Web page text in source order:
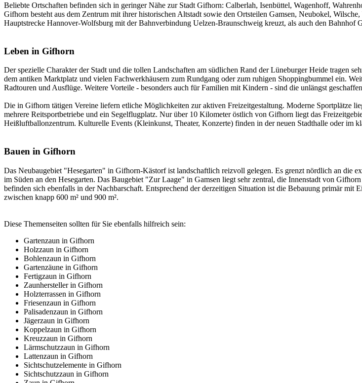
Beliebte Ortschaften befinden sich in geringer Nähe zur Stadt Gifhorn: Calberlah, Isenbüttel, Wagenhoff,
Gifhorn besteht aus dem Zentrum mit ihrer historischen Altstadt sowie den Ortsteilen Gamsen, Neubokel,
Hauptstrecke Hannover-Wolfsburg mit der Bahnverbindung Uelzen-Braunschweig kreuzt, als auch den Bahnhof
Leben in Gifhorn
Der spezielle Charakter der Stadt und die tollen Landschaften am südlichen Rand der Lüneburger Heide tragen
dem antiken Marktplatz und vielen Fachwerkhäusern zum Rundgang oder zum ruhigen Shoppingbummel ein.
Radtouren und Ausflüge. Weitere Vorteile - besonders auch für Familien mit Kindern - sind die unlängst
Die in Gifhorn tätigen Vereine liefern etliche Möglichkeiten zur aktiven Freizeitgestaltung. Moderne Sportplätze
mehrere Reitsportbetriebe und ein Segelflugplatz. Nur über 10 Kilometer östlich von Gifhorn liegt das
Heißluftballonzentrum. Kulturelle Events (Kleinkunst, Theater, Konzerte) finden in der neuen Stadthalle oder im
Bauen in Gifhorn
Das Neubaugebiet "Hesegarten" in Gifhorn-Kästorf ist landschaftlich reizvoll gelegen. Es grenzt nördlich an die
im Süden an den Hesegarten. Das Baugebiet "Zur Laage" in Gamsen liegt sehr zentral, die Innenstadt von
befinden sich ebenfalls in der Nachbarschaft. Entsprechend der derzeitigen Situation ist die Bebauung primär
zwischen knapp 600 m² und 900 m².
Diese Themenseiten sollten für Sie ebenfalls hilfreich sein:
Gartenzaun in Gifhorn
Holzzaun in Gifhorn
Bohlenzaun in Gifhorn
Gartenzäune in Gifhorn
Fertigzaun in Gifhorn
Zaunhersteller in Gifhorn
Holzterrassen in Gifhorn
Friesenzaun in Gifhorn
Palisadenzaun in Gifhorn
Jägerzaun in Gifhorn
Koppelzaun in Gifhorn
Kreuzzaun in Gifhorn
Lärmschutzzaun in Gifhorn
Lattenzaun in Gifhorn
Sichtschutzelemente in Gifhorn
Sichtschutzzaun in Gifhorn